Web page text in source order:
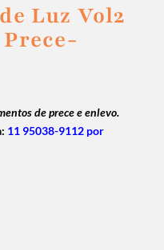
Luz Vol2
de prece e enlevo.
11 95038-9112 por